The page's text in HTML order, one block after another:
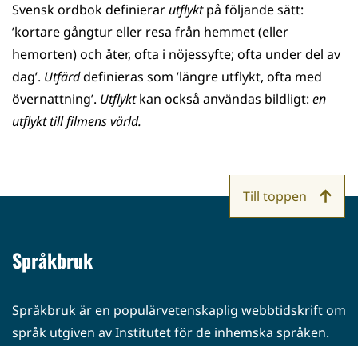
Svensk ordbok definierar utflyktpå följande sätt:
’kortare gångtur eller resa från hemmet (eller
hemorten) och åter, ofta i nöjessyfte; ofta under del av
dag’. Utfärddefinieras som ’längre utflykt, ofta med
övernattning’. Utflyktkan också användas bildligt: en
utflykt till filmens värld.
Språkbruk
Språkbruk är en populärvetenskaplig webbtidskrift om
språk utgiven av Institutet för de inhemska språken.
Till toppen